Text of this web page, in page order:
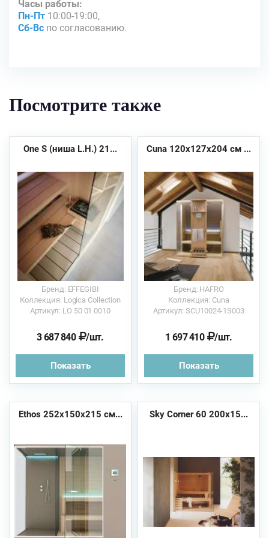
Часы работы:
Пн-Пт 10:00-19:00,
Сб-Вс по согласованию.
Посмотрите также
One S (ниша L.H.) 21...
Бренд: EFFEGIBI
Коллекция: Logica Collection
Артикул: LO 50 01 0010
3 687 840 /шт.
Показать
Cuna 120x127x204 см ...
Бренд: HAFRO
Коллекция: Cuna
Артикул: SCU10024-1S003
1 697 410 /шт.
Показать
Ethos 252x150x215 см... Sky Corner 60 200x15...